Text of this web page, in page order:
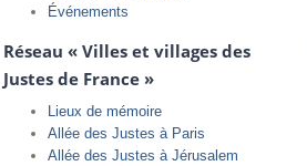
Événements
Réseau « Villes et villages des
Justes de France »
Lieux de mémoire
Allée des Justes à Paris
Allée des Justes à Jérusalem